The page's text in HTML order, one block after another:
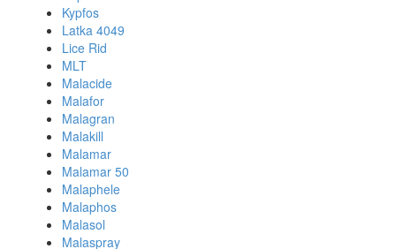
Kypfos
Latka 4049
Lice Rid
MLT
Malacide
Malafor
Malagran
Malakill
Malamar
Malamar 50
Malaphele
Malaphos
Malasol
Malaspray